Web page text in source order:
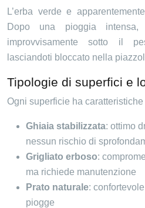
L’erba verde e
Dopo una pioggia
improvvisamente sotto il
lasciandoti bloccato nella
Tipologie di superfici e
Ogni superficie ha
Ghiaia stabilizzata: ottimo
nessun rischio di
Grigliato erboso:
ma richiede manutenzione
Prato naturale:
piogge